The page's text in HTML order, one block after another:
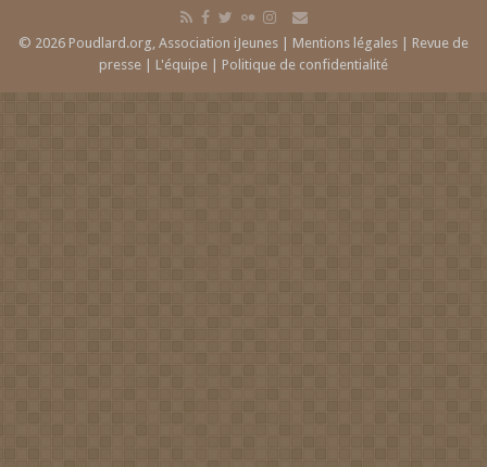
© 2026 Poudlard.org, Association iJeunes | Mentions légales | Revue de
presse | L'équipe | Politique de confidentialité